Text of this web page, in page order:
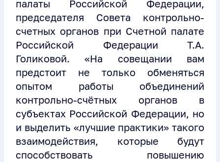
палаты Российской Федерации,
председателя Совета контрольно-
счетных органов при Счетной палате
Российской Федерации Т.А.
Голиковой. «На совещании вам
предстоит не только обменяться
опытом работы объединений
контрольно-счётных органов в
субъектах Российской Федерации, но
и выделить «лучшие практики» такого
взаимодействия, которые будут
способствовать повышению